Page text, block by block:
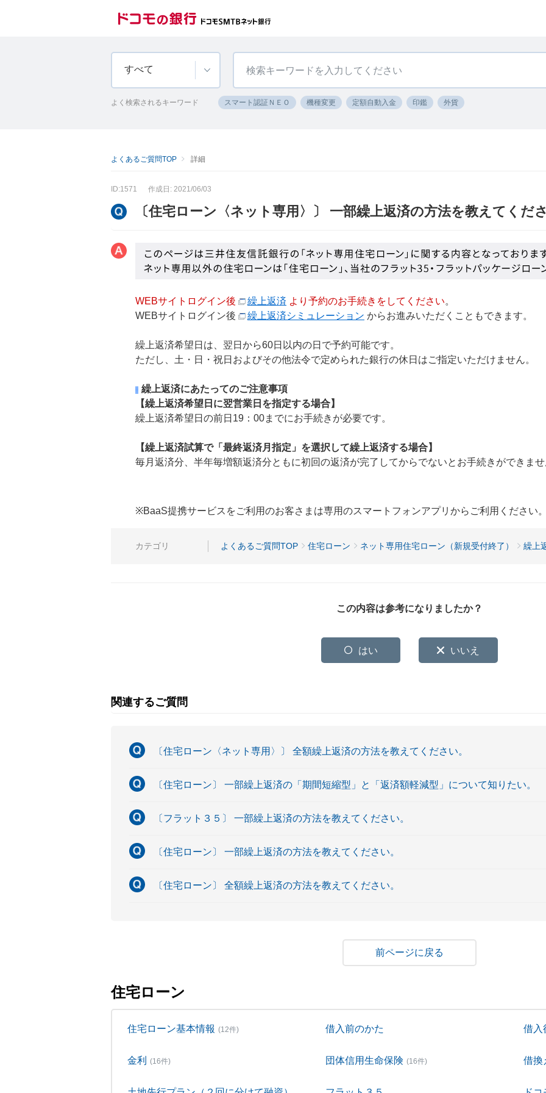
すべて
よく検索されるキーワード スマート認証ＮＥＯ 機種変更 定額自動入金 印鑑 外貨
よくあるご質問TOP 詳細
ID:1571 作成日: 2021/06/03
〔住宅ローン〈ネット専用〉〕 一部繰上返済の方法を教えてくださ
WEBサイトログイン後 繰上返済 より予約のお手続きをしてください。
WEBサイトログイン後
繰上返済シミュレーション からお進みいただくこともできます。
繰上返済希望日は、翌日から60日以内の日で予約可能です。
ただし、土・日・祝日およびその他法令で定められた銀行の休日はご指定いただけません。
繰上返済にあたってのご注意事項
【繰上返済希望日に翌営業日を指定する場合】
繰上返済希望日の前日19：00までにお手続きが必要です。
【繰上返済試算で「最終返済月指定」を選択して繰上返済する場合】
毎月返済分、半年毎増額返済分ともに初回の返済が完了してからでないとお手続きができませ
※BaaS提携サービスをご利用のお客さまは専用のスマートフォンアプリからご利用ください。
カテゴリ よくあるご質問TOP 住宅ローン ネット専用住宅ローン（新規受付終了） 繰上
この内容は参考になりましたか？
はい いいえ
関連するご質問
〔住宅ローン〈ネット専用〉〕 全額繰上返済の方法を教えてください。
〔住宅ローン〕 一部繰上返済の「期間短縮型」と「返済額軽減型」について知りたい。
〔フラット３５〕 一部繰上返済の方法を教えてください。
〔住宅ローン〕 一部繰上返済の方法を教えてください。
〔住宅ローン〕 全額繰上返済の方法を教えてください。
戻る
住宅ローン
住宅ローン基本情報 (12件) 借入前のかた 借入
金利 (16件) 団体信用生命保険 (16件) 借換